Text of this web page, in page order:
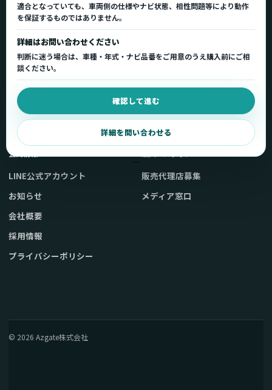
適合となっていても、車両側の仕様やナビ状態、相性問題等により動作
を保証するものではありません。
詳細はお問い合わせください
判断に迷う場合は、車種・年式・ナビ品番をご用意のうえ購入前にご相
談ください。
確認して進む
詳細を問い合わせる
製品を探す
製品一覧
車種適合を確認
用途から製品を選ぶ
取扱店舗・購入先
弊社販売ストアへ
Q&A・症状別サポート
起動不良復旧サービス
公式情報
LINE公式アカウント
お知らせ
会社概要
採用情報
プライバシーポリシー
販売代理店募集
メディア窓口
© 2026 Azgate株式会社